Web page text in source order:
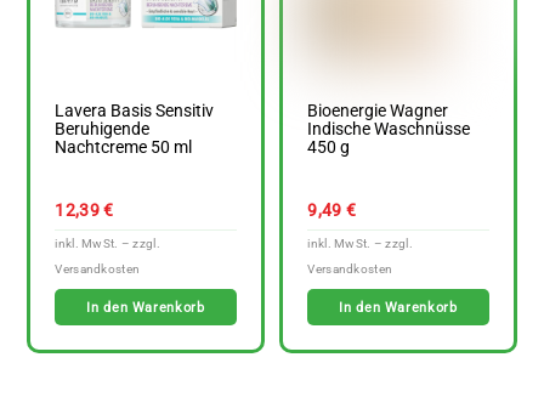
Lavera Basis Sensitiv
Beruhigende
Nachtcreme 50 ml
12,39€
In den Warenkorb
Bioenergie Wagner
Indische Waschnüsse
450 g
9,49 €
In den Warenkorb